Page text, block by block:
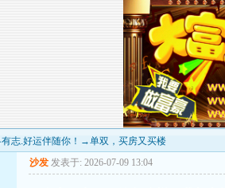
志.好运伴随你！→单双，买房又买楼
沙发 发表于: 2026-07-09 13:04